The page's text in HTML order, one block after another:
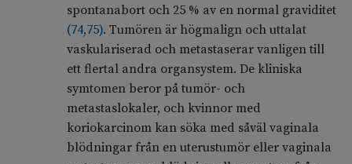
spontanabort och 25 % av en normal graviditet
(74,75). Tumören är högmalign och uttalat
vaskulariserad och metastaserar vanligen till
ett flertal andra organsystem. De kliniska
symtomen beror på tumör- och
metastaslokaler, och kvinnor med
koriokarcinom kan söka med såväl vaginala
blödningar från en uterustumör eller vaginala